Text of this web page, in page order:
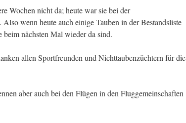
Wochen nicht da; heute war sie bei der
wenn heute auch einige Tauben in der Bestandsliste
nächsten Mal wieder da sind.
allen Sportfreunden und Nichttaubenzüchtern für die
aber auch bei den Flügen in den Fluggemeinschaften